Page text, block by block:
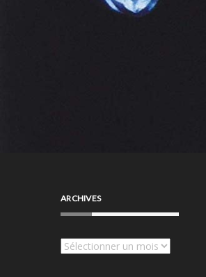
ARCHIVES
Archives